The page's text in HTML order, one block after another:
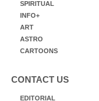
SPIRITUAL
INFO+
ART
ASTRO
CARTOONS
CONTACT US
EDITORIAL